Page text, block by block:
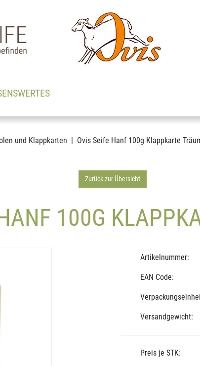
und Klappkarten Ovis Seife Hanf 100g Klappkarte
Zurück zur Übersicht
100G
Artikelnummer:
EAN Code:
Versandgewicht:
Preis je STK: